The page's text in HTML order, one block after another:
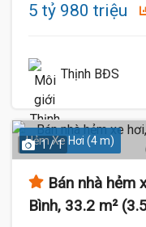
5 tỷ 980 triệu
Thịnh BĐS
Hẻm Xe Hơi (4 m)
1 / 1
Bán nhà hẻm
Bình, 33.2 m²